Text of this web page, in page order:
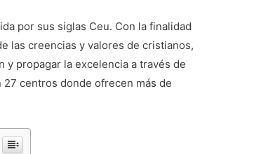
por sus siglas Ceu. Con la finalidad
las creencias y valores de cristianos,
propagar la excelencia a través de
centros donde ofrecen más de